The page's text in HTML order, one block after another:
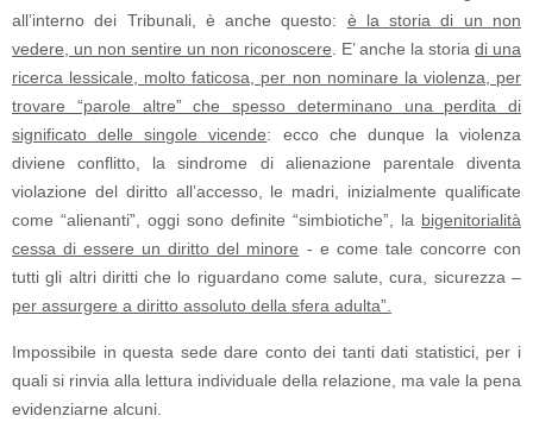
all’interno dei Tribunali, è anche questo: è la storia di un non
vedere, un non sentire un non riconoscere . E’ anche la storia di una
ricerca lessicale, molto faticosa, per non nominare la violenza, per
trovare “parole altre” che spesso determinano una perdita di
significato delle singole vicende: ecco che dunque la violenza
diviene conflitto, la sindrome di alienazione parentale diventa
violazione del diritto all’accesso, le madri, inizialmente qualificate
come “alienanti”, oggi sono definite “simbiotiche”, la bigenitorialità
cessa di essere un diritto del minore - e come tale concorre con
tutti gli altri diritti che lo riguardano come salute, cura, sicurezza –
per assurgere a diritto assoluto della sfera adulta”.
Impossibile in questa sede dare conto dei tanti dati statistici, per i
quali si rinvia alla lettura individuale della relazione, ma vale la pena
evidenziarne alcuni.